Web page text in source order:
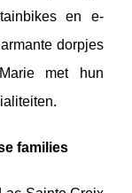
en e-
dorpjes
met hun
families